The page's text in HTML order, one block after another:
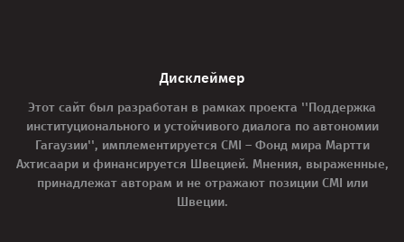
Дисклеймер
Этот сайт был разработан в рамках проекта ''Поддержка
институционального и устойчивого диалога по автономии
Гагаузии'', имплементируется CMI – Фонд мира Мартти
Ахтисаари и финансируется Швецией. Мнения, выраженные,
принадлежат авторам и не отражают позиции CMI или
Швеции.